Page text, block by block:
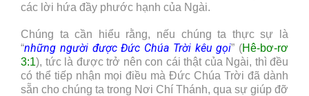
các lời hứa đầy phước hạnh của Ngài.
Chúng ta cần hiểu rằng, nếu chúng ta thực sự là
“những người được Đức Chúa Trời kêu gọi” (Hê-bơ-rơ
3:1), tức là được trở nên con cái thật của Ngài, thì đều
có thể tiếp nhận mọi điều mà Đức Chúa Trời đã dành
sẵn cho chúng ta trong Nơi Chí Thánh, qua sự giúp đỡ